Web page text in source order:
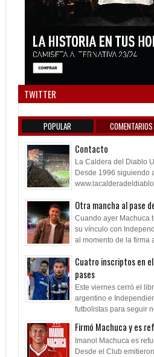
TWITTER
POPULAR COMENTARIOS
Contacto
La Caldera del Diablo
Desde 1996 siguiendo
Otra mancha al pase
Cuando ayer Machuca
su vínculo con
al momento de la firma
Cuatro inscriptos en
pases
Este viernes cerró el
argentino e
futbolistas para seguir
Firmó Machuca y es
Imanol Machuca es
Desde el Club